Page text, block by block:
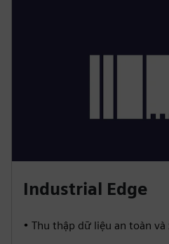
Industrial Edge
• Thu thập dữ liệu an toàn